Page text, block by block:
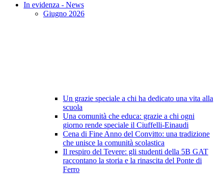
In evidenza - News
Giugno 2026
Un grazie speciale a chi ha dedicato una vita alla
scuola
Una comunità che educa: grazie a chi ogni
giorno rende speciale il Ciuffelli-Einaudi
Cena di Fine Anno del Convitto: una tradizione
che unisce la comunità scolastica
Il respiro del Tevere: gli studenti della 5B GAT
raccontano la storia e la rinascita del Ponte di
Ferro